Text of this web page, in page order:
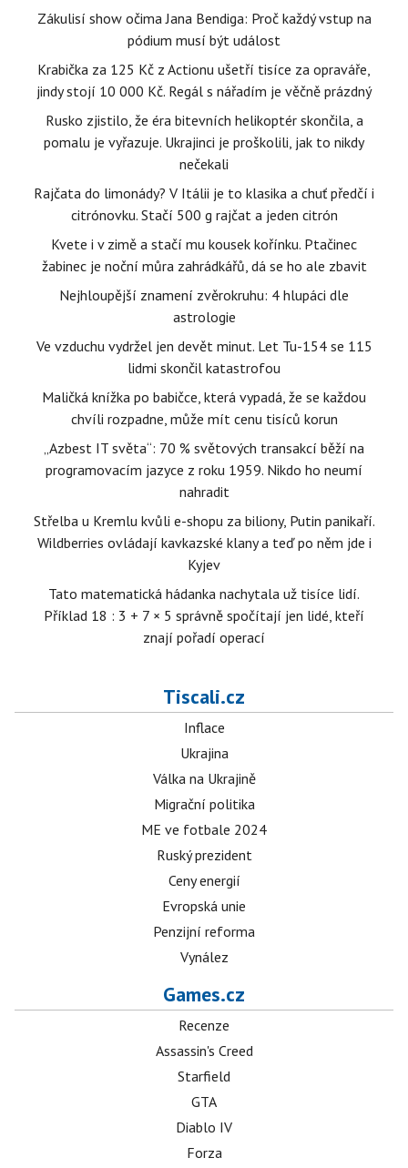
Zákulisí show očima Jana Bendiga: Proč každý vstup na
pódium musí být událost
Krabička za 125 Kč z Actionu ušetří tisíce za opraváře,
jindy stojí 10 000 Kč. Regál s nářadím je věčně prázdný
Rusko zjistilo, že éra bitevních helikoptér skončila, a
pomalu je vyřazuje. Ukrajinci je proškolili, jak to nikdy
nečekali
Rajčata do limonády? V Itálii je to klasika a chuť předčí i
citrónovku. Stačí 500 g rajčat a jeden citrón
Kvete i v zimě a stačí mu kousek kořínku. Ptačinec
žabinec je noční můra zahrádkářů, dá se ho ale zbavit
Nejhloupější znamení zvěrokruhu: 4 hlupáci dle
astrologie
Ve vzduchu vydržel jen devět minut. Let Tu-154 se 115
lidmi skončil katastrofou
Maličká knížka po babičce, která vypadá, že se každou
chvíli rozpadne, může mít cenu tisíců korun
„Azbest IT světa“: 70 % světových transakcí běží na
programovacím jazyce z roku 1959. Nikdo ho neumí
nahradit
Střelba u Kremlu kvůli e-shopu za biliony, Putin panikaří.
Wildberries ovládají kavkazské klany a teď po něm jde i
Kyjev
Tato matematická hádanka nachytala už tisíce lidí.
Příklad 18 : 3 + 7 × 5 správně spočítají jen lidé, kteří
znají pořadí operací
Tiscali.cz
Inflace
Ukrajina
Válka na Ukrajině
Migrační politika
ME ve fotbale 2024
Ruský prezident
Ceny energií
Evropská unie
Penzijní reforma
Vynález
Games.cz
Recenze
Assassin's Creed
Starfield
GTA
Diablo IV
Forza